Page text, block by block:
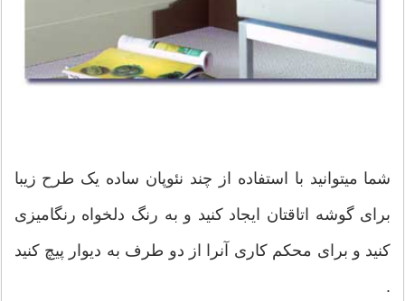
شما میتوانید با استفاده از چند نئوپان ساده یک طرح زیبا
برای گوشه اتاقتان ایجاد کنید و به رنگ دلخواه رنگامیزی
کنید و برای محکم کاری آنرا از دو طرف به دیوار پیچ کنید
.